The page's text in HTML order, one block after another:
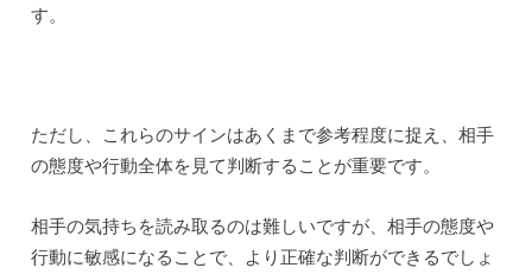
す。
ただし、これらのサインはあくまで参考程度に捉え、相手
の態度や行動全体を見て判断することが重要です。
相手の気持ちを読み取るのは難しいですが、相手の態度や
行動に敏感になることで、より正確な判断ができるでしょ